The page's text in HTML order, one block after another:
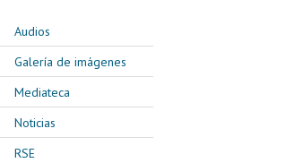
Audios
Galería de imágenes
Mediateca
Noticias
RSE